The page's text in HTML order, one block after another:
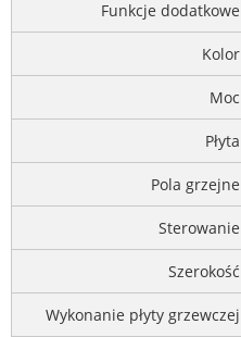
Funkcje dodatkowe
Kolor
Moc
Płyta
Pola grzejne
Sterowanie
Szerokość
Wykonanie płyty grzewczej